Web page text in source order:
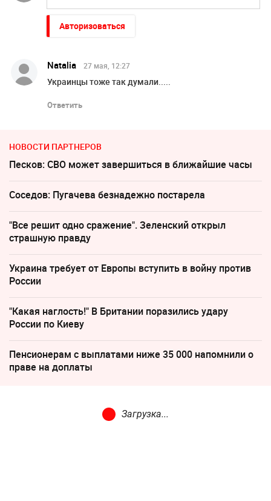
Авторизоваться
Natalia 27 мая, 12:27
Украинцы тоже так думали.....
Ответить
НОВОСТИ ПАРТНЕРОВ
Песков: СВО может завершиться в ближайшие часы
Соседов: Пугачева безнадежно постарела
"Все решит одно сражение". Зеленский открыл
страшную правду
Украина требует от Европы вступить в войну против
России
"Какая наглость!" В Британии поразились удару
России по Киеву
Пенсионерам с выплатами ниже 35 000 напомнили о
праве на доплаты
Загрузка...